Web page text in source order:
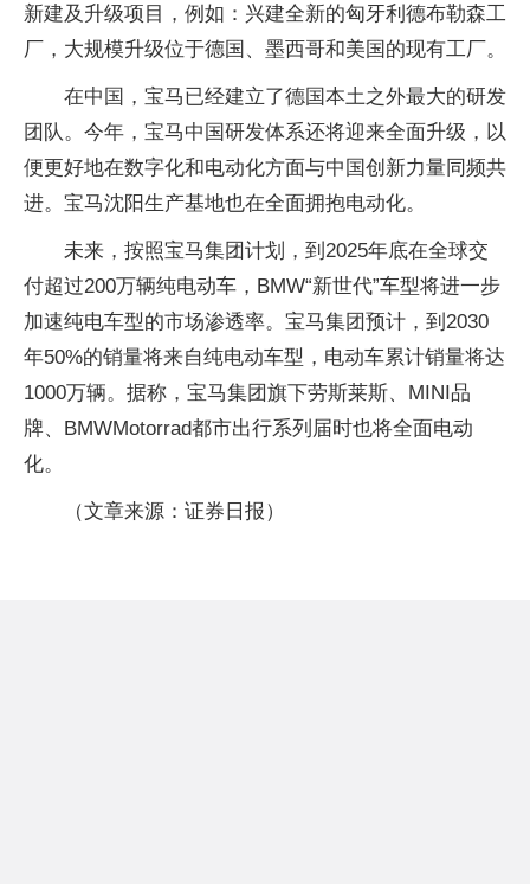
新建及升级项目，例如：兴建全新的匈牙利德布勒森工
厂，大规模升级位于德国、墨西哥和美国的现有工厂。
在中国，宝马已经建立了德国本土之外最大的研发
团队。今年，宝马中国研发体系还将迎来全面升级，以
便更好地在数字化和电动化方面与中国创新力量同频共
进。宝马沈阳生产基地也在全面拥抱电动化。
未来，按照宝马集团计划，到2025年底在全球交
付超过200万辆纯电动车，BMW“新世代”车型将进一步
加速纯电车型的市场渗透率。宝马集团预计，到2030
年50%的销量将来自纯电动车型，电动车累计销量将达
1000万辆。据称，宝马集团旗下劳斯莱斯、MINI品
牌、BMWMotorrad都市出行系列届时也将全面电动
化。
（文章来源：证券日报）